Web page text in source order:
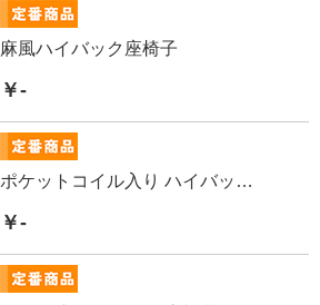
麻風ハイバック座椅子
￥-
ポケットコイル入り ハイバック座椅子
￥-